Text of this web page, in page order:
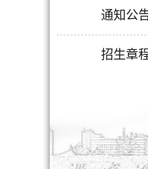
通知公
招生章